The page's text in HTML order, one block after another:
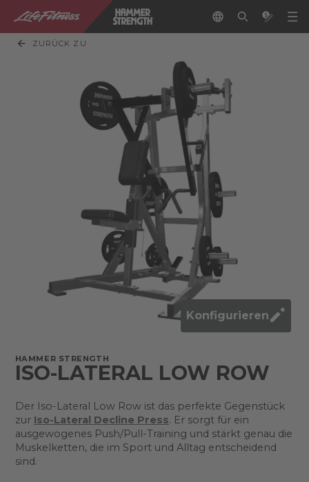
ZURÜCK ZU
Konfigurieren
HAMMER STRENGTH
ISO-LATERAL LOW ROW
Der Iso-Lateral Low Row ist das perfekte Gegenstück
zur Iso-Lateral Decline Press. Er sorgt für ein
ausgewogenes Push/Pull-Training und stärkt genau die
Muskelketten, die im Sport und Alltag entscheidend
sind.